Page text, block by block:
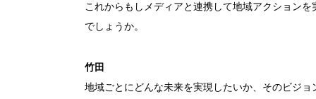
これからもしメディアと連携して地域アクション
でしょうか。
竹田
地域ごとにどんな未来を実現したいか、そのビジ